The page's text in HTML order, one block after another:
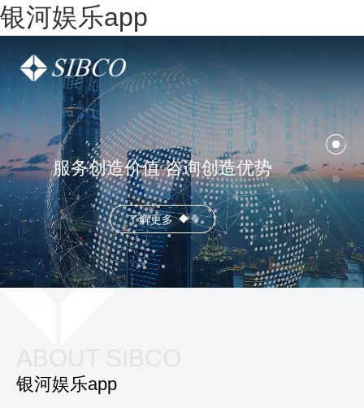
银河娱乐app
服务创造价值 咨询创造优势
了解更多
银河娱乐app